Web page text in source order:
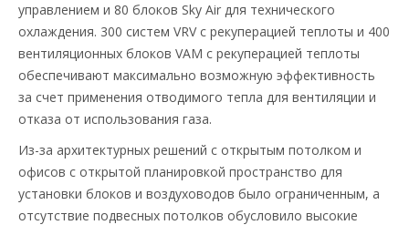
управлением и 80 блоков Sky Air для технического
охлаждения. 300 систем VRV с рекуперацией теплоты и 400
вентиляционных блоков VAM с рекуперацией теплоты
обеспечивают максимально возможную эффективность
за счет применения отводимого тепла для вентиляции и
отказа от использования газа.
Из-за архитектурных решений с открытым потолком и
офисов с открытой планировкой пространство для
установки блоков и воздуховодов было ограниченным, а
отсутствие подвесных потолков обусловило высокие